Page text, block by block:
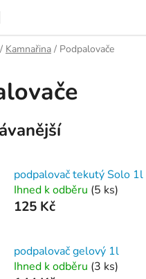
/ Kamnařina / Podpalovače
podpalovač tekutý Solo 1l
Ihned k odběru (5 ks)
125 Kč
podpalovač gelový 1l
Ihned k odběru (3 ks)